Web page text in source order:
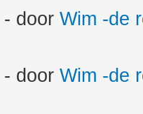
- door Wim -de
- door Wim -de